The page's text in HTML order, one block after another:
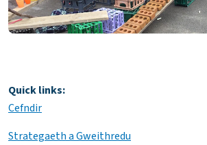
Quick links:
Cefndir
Strategaeth a Gweithredu